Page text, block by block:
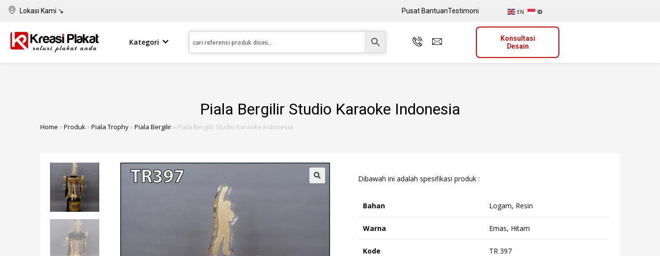
Lokasi Kami ↘ Pusat BantuanTestimoni EN ID
Kategori
Konsultasi
Desain
Piala Bergilir Studio Karaoke Indonesia
Home » Produk» Piala Trophy» Piala Bergilir» Piala Bergilir Studio Karaoke Indonesia
Dibawah ini adalah spesifikasi produk :
Bahan Logam, Resin
Warna Emas, Hitam
Kode TR 397